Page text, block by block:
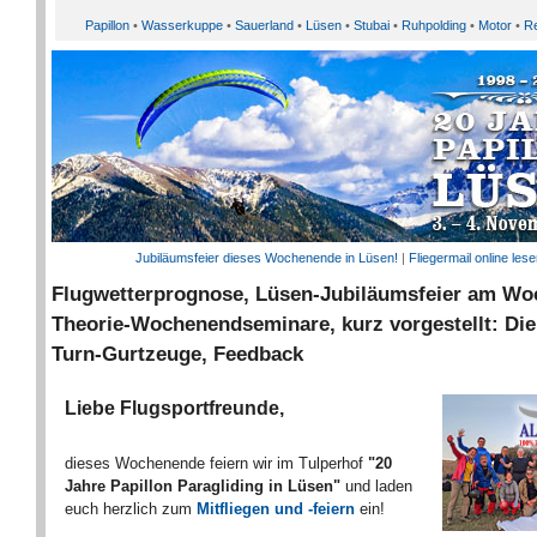
Papillon• Wasserkuppe• Sauerland• Lüsen• Stubai• Ruhpolding• Motor•
Jubiläumsfeier dieses Wochenende in Lüsen! | Fliegermail online
Flugwetterprognose, Lüsen-Jubiläumsfeier am
Theorie-Wochenendseminare, kurz vorgestellt:
Turn-Gurtzeuge, Feedback
Liebe Flugsportfreunde,
dieses Wochenende feiern wir im Tulperhof "20
Jahre Papillon Paragliding in Lüsen" und laden
euch herzlich zum Mitfliegen und -feiern ein!